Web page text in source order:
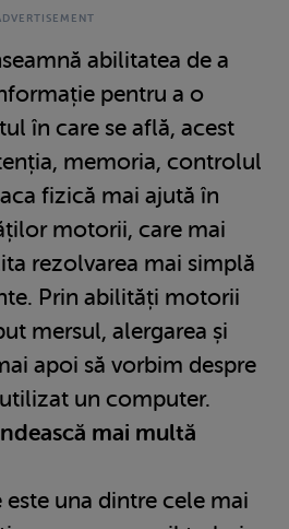
abilitatea de a
pentru a o
în care se află, acest
memoria, controlul
fizică mai ajută în
motorii, care mai
rezolvarea mai simplă
Prin abilități motorii
mersul, alergarea și
apoi să vorbim despre
un computer.
mai multă
este una dintre cele mai